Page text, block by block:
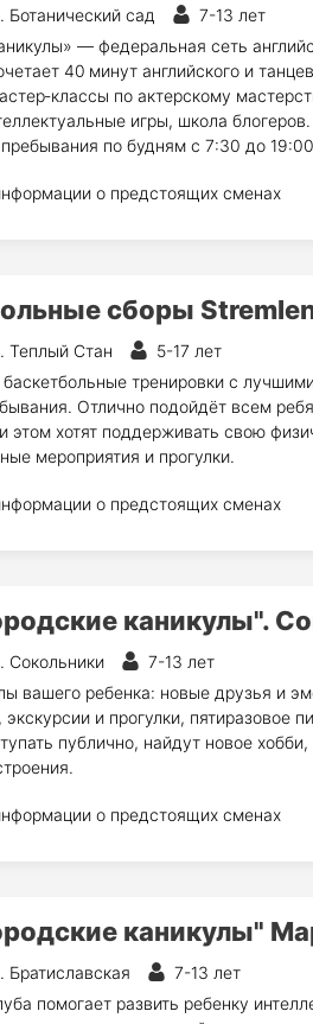
Ботанический сад
7-13 лет
— федеральная сеть
40 минут английского и
по актерскому
игры, школа
по будням с 7:30 до
о предстоящих сменах
сборы
Теплый Стан
5-17 лет
тренировки с
Отлично подойдёт всем
этом хотят поддерживать свою
мероприятия и прогулки.
о предстоящих сменах
каникулы".
Сокольники
7-13 лет
вашего ребенка: новые друзья и
и прогулки, пятиразовое
публично, найдут новое
о предстоящих сменах
каникулы"
Братиславская
7-13 лет
помогает развить ребенку